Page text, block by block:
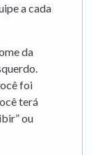
a cada
da
foi
terá
ou